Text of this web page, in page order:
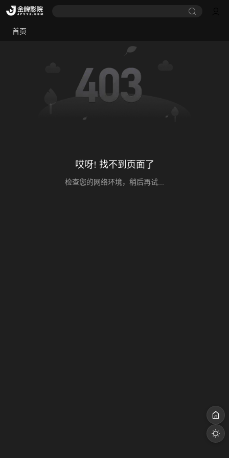
首页
哎呀! 找不到页面了
检查您的网络环境，稍后再试...